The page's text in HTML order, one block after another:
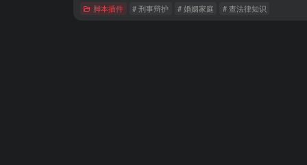
脚本插件 # 刑事辩护 # 婚姻家庭 # 查法律知识